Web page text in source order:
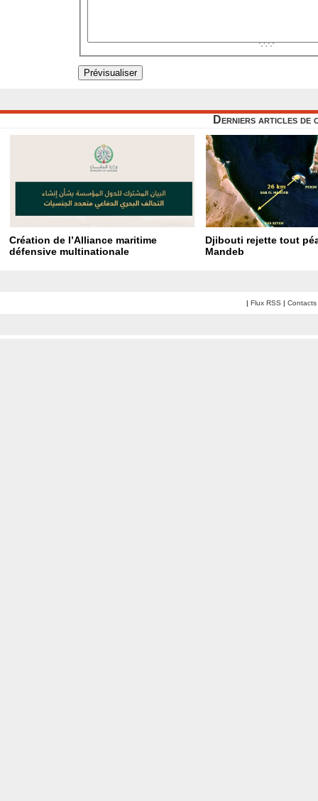
Derniers articles de
Création de l’Alliance maritime
défensive multinationale
Djibouti rejette tout
Mandeb
| Flux RSS | Contacts